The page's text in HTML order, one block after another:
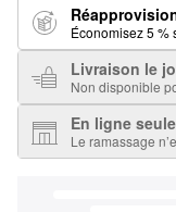
Économisez 5 %
Livraison le
Non disponible
En ligne
Le ramassage